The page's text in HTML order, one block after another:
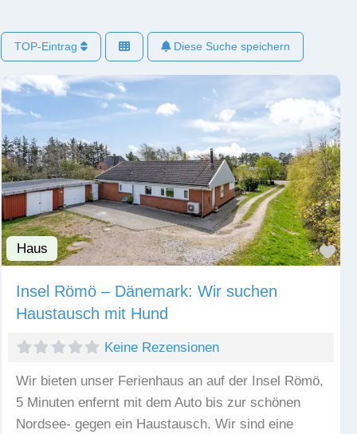
TOP-Eintrag Diese Suche speichern
Haus
Insel Römö – Dänemark: Wir suchen
Haustausch mit Hund
Keine Rezensionen
Wir bieten unser Ferienhaus an auf der Insel Römö,
5 Minuten enfernt mit dem Auto bis zur schönen
Nordsee- gegen ein Haustausch. Wir sind eine